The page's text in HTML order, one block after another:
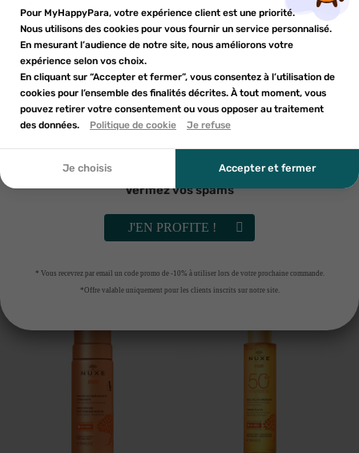
AJOUTER AU PANIER AJOUTER AU PANIER
NUXE
Nuxe Prodigieuse Boost
RUPTURE DE STOCK
-30%
PAALM
PAALM HUILE BRONZANTE
AJOUTER AU PANIER
Ajouter à ma liste d'envies ×
add_circle_outline
Créer une nouvelle liste
Nom de la liste d'envies
Annuler
Créer une liste d'envies
Vous devez être connecté pour ajouter des produits à votre
liste d'envies.
Annuler
Connexion
Pour MyHappyPara, votre expérience client est une priorité.
Nous utilisons des cookies pour vous fournir un service personnalisé.
En mesurant l’audience de notre site, nous améliorons votre
expérience selon vos choix.
En cliquant sur “Accepter et fermer”, vous consentez à l’utilisation de
cookies pour l’ensemble des finalités décrites. À tout moment, vous
pouvez retirer votre consentement ou vous opposer au traitement
des données.
Politique de cookie Je refuse
Je choisis Accepter et fermer
Inscrivez-vous à notre newsletter et profitez
d'une réduction sur votre première commande*
En soumettant ce formulaire, j'accepte que les
informations saisies soient utilisées dans le cadre de
découler. Vous référer à la politique de confidentialité.
Vérifiez vos spams
J'EN PROFITE !
* Vous recevrez par email un code promo de -10% à utiliser lors de votre prochaine commande.
*Offre valable uniquement pour les clients inscrits sur notre site.